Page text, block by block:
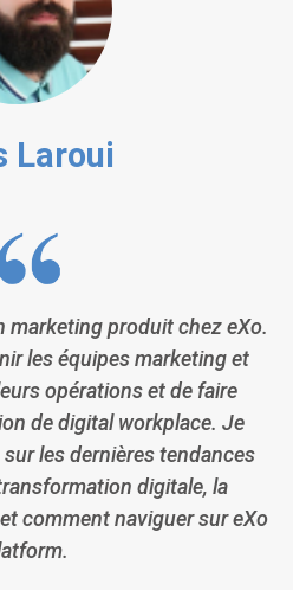
Laroui
marketing produit chez eXo.
les équipes marketing et
opérations et de faire
de digital workplace. Je
les dernières tendances
digitale, la
comment naviguer sur eXo